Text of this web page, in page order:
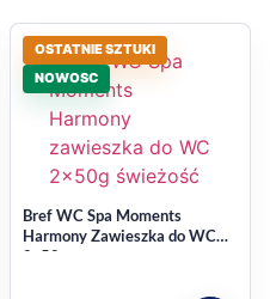
w
OSTATNIE SZTUKI
NOWOSC
Bref WC Spa Moments
Harmony Zawieszka do WC
2x50g